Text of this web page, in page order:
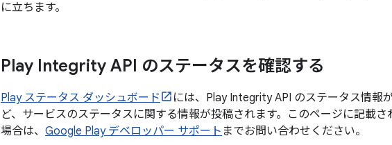
に立ちます。
Play Integrity API のステータスを確認する
Play ステータス ダッシュボード
には、Play Integrity API のステータス情報
ど、サービスのステータスに関する情報が投稿されます。このページに記載
場合は、 Google Play デベロッパー サポート までお問い合わせください。